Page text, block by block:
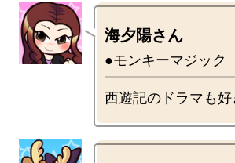
海夕陽さん
●モンキーマジック